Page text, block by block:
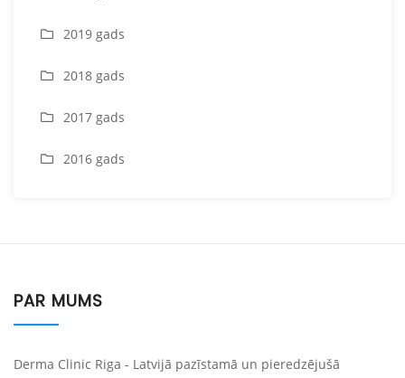
2019 gads
2018 gads
2017 gads
2016 gads
PAR MUMS
Derma Clinic Riga - Latvijā pazīstamā un pieredzējušā